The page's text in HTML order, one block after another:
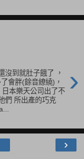
›
沒到就肚子餓了 ，
會胖(餘音繚繞)，
本樂天公司出了不
們 所出產的巧克
›